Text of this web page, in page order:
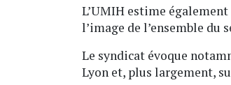
L’UMIH estime
l’image de l’ensemble
Le syndicat évoque
Lyon et, plus largement,